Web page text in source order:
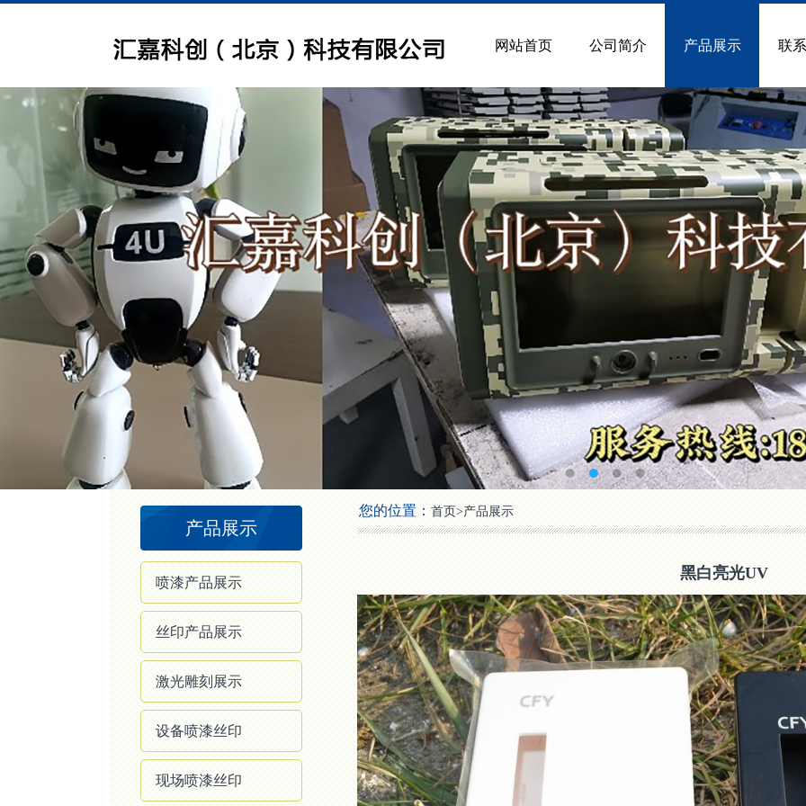
网站首页 公司简介 产品展示 联
产品展示
喷漆产品展示
丝印产品展示
激光雕刻展示
设备喷漆丝印
现场喷漆丝印
您的位置：首页>产品展示
黑白亮光UV